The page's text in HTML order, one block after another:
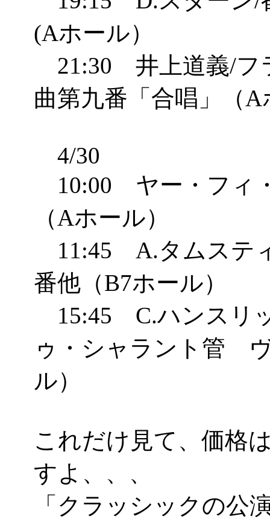
(Aホール）
21:30 井上道義/フ
曲第九番「合唱」（A
4/30
10:00 ヤー・フィ
（Aホール）
11:45 A.タムステ
番他（B7ホール）
15:45 C.ハンスリ
ゥ・シャラント管
ル）
これだけ見て、価格
すよ、、、
「クラッシックの公